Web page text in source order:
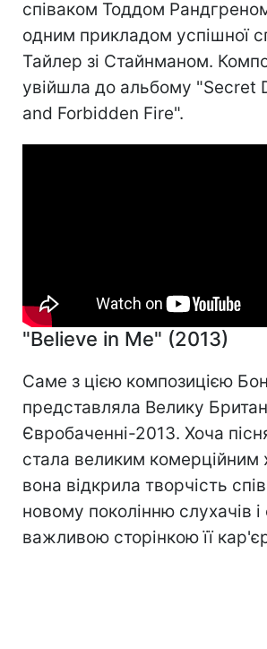
співаком Тоддом
одним прикладом успішної
Тайлер зі Стайнманом.
увійшла до альбому "Secret
and Forbidden Fire".
"Believe in Me" (2013)
Саме з цією композицією
представляла Велику
Євробаченні-2013. Хоча
стала великим комерційним
вона відкрила творчість
новому поколінню слухачів і
важливою сторінкою її